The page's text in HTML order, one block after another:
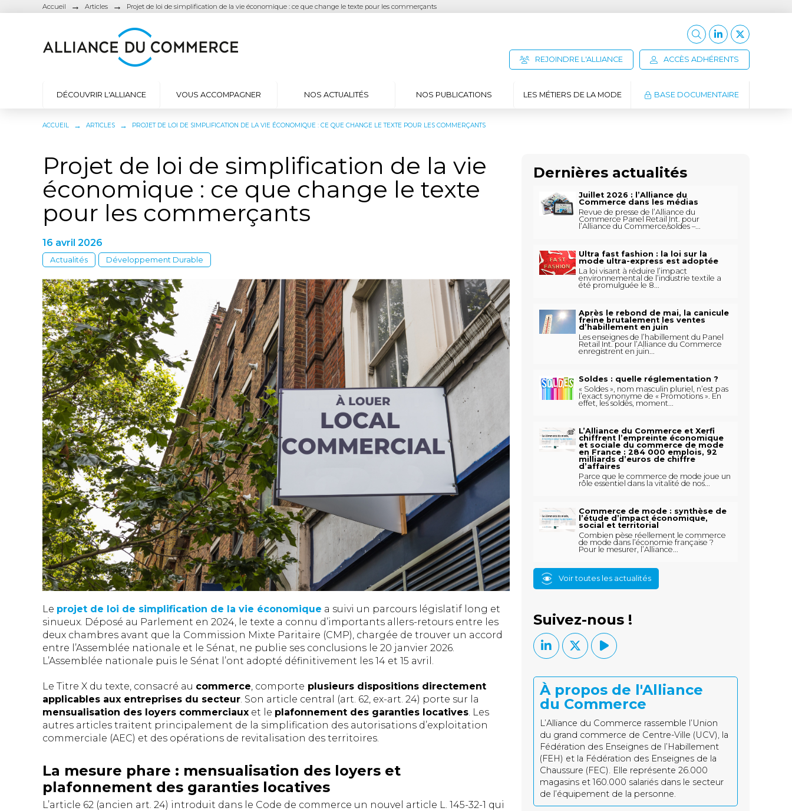
Accueil → Articles → Projet de loi de simplification de la vie économique : ce que change le texte pour les commerçants
REJOINDRE L'ALLIANCE ACCÈS ADHÉRENTS
DÉCOUVRIR L'ALLIANCE VOUS ACCOMPAGNER NOS ACTUALITÉS NOS PUBLICATIONS LES MÉTIERS DE LA MODE BASE DOCUMENTAIRE
ACCUEIL → ARTICLES → PROJET DE LOI DE SIMPLIFICATION DE LA VIE ÉCONOMIQUE : CE QUE CHANGE LE TEXTE POUR LES COMMERÇANTS
Projet de loi de simplification de la vie
économique : ce que change le texte
pour les commerçants
16 avril 2026
Actualités Développement Durable
Le projet de loi de simplification de la vie économique a suivi un parcours législatif long et
sinueux. Déposé au Parlement en 2024, le texte a connu d’importants allers-retours entre les
deux chambres avant que la Commission Mixte Paritaire (CMP), chargée de trouver un accord
entre l’Assemblée nationale et le Sénat, ne publie ses conclusions le 20 janvier 2026.
L’Assemblée nationale puis le Sénat l’ont adopté définitivement les 14 et 15 avril.
Le Titre X du texte, consacré au commerce, comporte plusieurs dispositions directement
applicables aux entreprises du secteur. Son article central (art. 62, ex-art. 24) porte sur la
mensualisation des loyers commerciaux et le plafonnement des garanties locatives. Les
autres articles traitent principalement de la simplification des autorisations d’exploitation
commerciale (AEC) et des opérations de revitalisation des territoires.
La mesure phare : mensualisation des loyers et
plafonnement des garanties locatives
L’article 62 (ancien art. 24) introduit dans le Code de commerce un nouvel article L. 145-32-1 qui
Dernières actualités
Juillet 2026 : l’Alliance du
Commerce dans les médias
Revue de presse de l’Alliance du
Commerce Panel Retail Int. pour
l’Alliance du Commerce/soldes –...
Ultra fast fashion : la loi sur la
mode ultra-express est adoptée
La loi visant à réduire l’impact
environnemental de l’industrie textile a
été promulguée le 8...
Après le rebond de mai, la canicule
freine brutalement les ventes
d’habillement en juin
Les enseignes de l’habillement du Panel
Retail Int. pour l’Alliance du Commerce
enregistrent en juin...
Soldes : quelle réglementation ?
« Soldes », nom masculin pluriel, n’est pas
l’exact synonyme de « Promotions ». En
effet, les soldes, moment...
L’Alliance du Commerce et Xerfi
chiffrent l’empreinte économique
et sociale du commerce de mode
en France : 284 000 emplois, 92
milliards d’euros de chiffre
d’affaires
Parce que le commerce de mode joue un
rôle essentiel dans la vitalité de nos...
Commerce de mode : synthèse de
l’étude d’impact économique,
social et territorial
Combien pèse réellement le commerce
de mode dans l’économie française ?
Pour le mesurer, l’Alliance...
Voir toutes les actualités
Suivez-nous !
À propos de l'Alliance
du Commerce
L’Alliance du Commerce rassemble l’Union
du grand commerce de Centre-Ville (UCV), la
Fédération des Enseignes de l’Habillement
(FEH) et la Fédération des Enseignes de la
Chaussure (FEC). Elle représente 26.000
magasins et 160.000 salariés dans le secteur
de l’équipement de la personne.